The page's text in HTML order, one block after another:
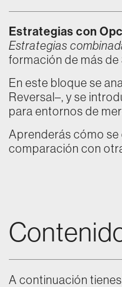
Estrategias con
Estrategias
formación de más de
En este bloque se
Reversal–, y se
para entornos de
Aprenderás cómo se
comparación con
A continuación